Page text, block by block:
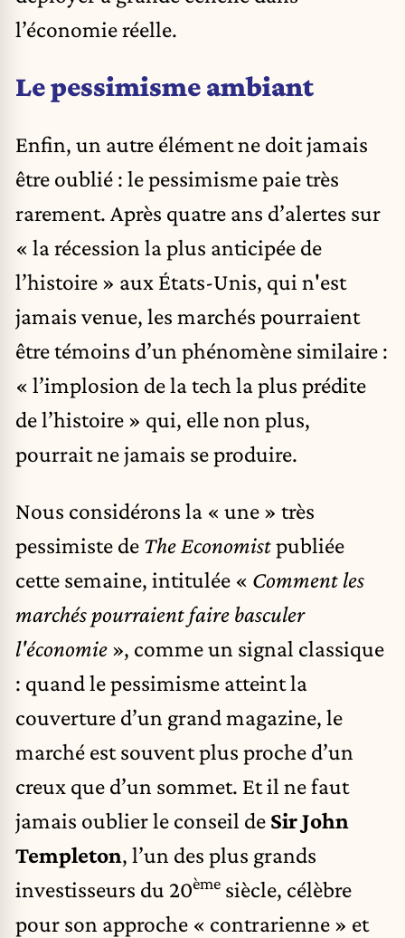
l’économie réelle.
Le pessimisme ambiant
Enfin, un autre élément ne doit jamais
être oublié : le pessimisme paie très
rarement. Après quatre ans d’alertes sur
« la récession la plus anticipée de
l’histoire » aux États-Unis, qui n'est
jamais venue, les marchés pourraient
être témoins d’un phénomène similaire :
« l’implosion de la tech la plus prédite
de l’histoire » qui, elle non plus,
pourrait ne jamais se produire.
Nous considérons la « une » très
pessimiste de The Economistpubliée
cette semaine, intitulée « Comment les
marchés pourraient faire basculer
l'économie », comme un signal classique
: quand le pessimisme atteint la
couverture d’un grand magazine, le
marché est souvent plus proche d’un
creux que d’un sommet. Et il ne faut
jamais oublier le conseil de Sir John
Templeton, l’un des plus grands
investisseurs du 20ème siècle, célèbre
pour son approche « contrarienne » et